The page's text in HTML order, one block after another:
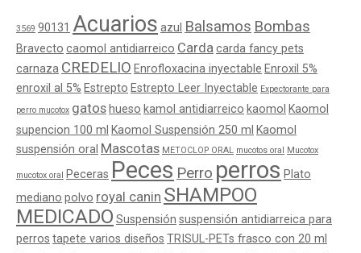
3569 90131 Acuarios azul Balsamos Bombas
Bravecto caomol antidiarreico Cardacarda fancy pets
carnaza CREDELIO Enrofloxacina inyectable Enroxil 5%
enroxil al 5% Estrepto Estrepto Leer Inyectable Expectorante para
perro mucotox gatos hueso kamol antidiarreico kaomol Kaomol
supencion 100 ml Kaomol Suspensión 250 ml Kaomol
suspensión oral Mascotas METOCLOP ORAL mucotos oral Mucotox
mucotox oral Peceras Peces Perro perros Plato
mediano polvo royal canin SHAMPOO
MEDICADO Suspensión suspensión antidiarreica para
perros tapete varios diseños TRISUL-PETs frasco con 20 ml